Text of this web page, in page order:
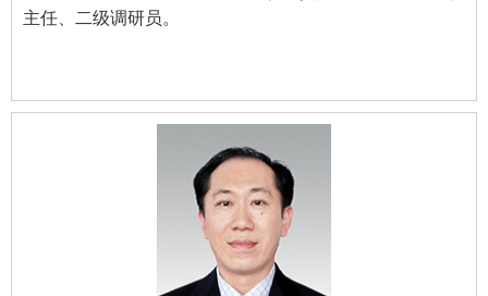
主任、二级调研员。